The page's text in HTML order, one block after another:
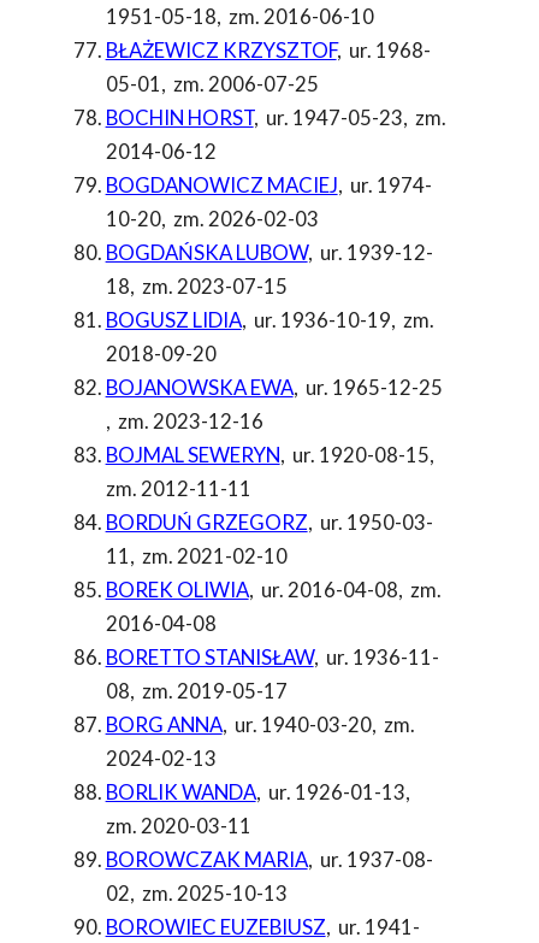
1951-05-18, zm. 2016-06-10
BŁAŻEWICZ KRZYSZTOF, ur. 1968-
05-01, zm. 2006-07-25
BOCHIN HORST, ur. 1947-05-23, zm.
2014-06-12
BOGDANOWICZ MACIEJ, ur. 1974-
10-20, zm. 2026-02-03
BOGDAŃSKA LUBOW, ur. 1939-12-
18, zm. 2023-07-15
BOGUSZ LIDIA, ur. 1936-10-19, zm.
2018-09-20
BOJANOWSKA EWA, ur. 1965-12-25
, zm. 2023-12-16
BOJMAL SEWERYN, ur. 1920-08-15,
zm. 2012-11-11
BORDUŃ GRZEGORZ, ur. 1950-03-
11, zm. 2021-02-10
BOREK OLIWIA, ur. 2016-04-08, zm.
2016-04-08
BORETTO STANISŁAW, ur. 1936-11-
08, zm. 2019-05-17
BORG ANNA, ur. 1940-03-20, zm.
2024-02-13
BORLIK WANDA, ur. 1926-01-13,
zm. 2020-03-11
BOROWCZAK MARIA, ur. 1937-08-
02, zm. 2025-10-13
BOROWIEC EUZEBIUSZ, ur. 1941-